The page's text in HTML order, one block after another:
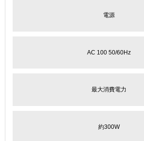
電源
AC 100 50/60Hz
最大消費電力
約300W